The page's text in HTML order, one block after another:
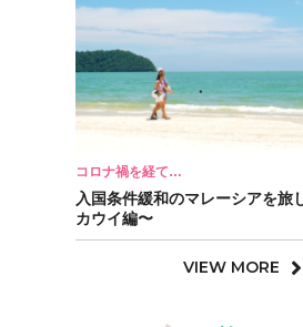
コロナ禍を経て…
入国条件緩和のマレーシアを旅
カウイ編〜
VIEW MORE